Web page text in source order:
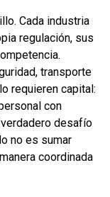
Cada industria
regulación, sus
transporte
requieren capital:
con
desafío
no es sumar
coordinada